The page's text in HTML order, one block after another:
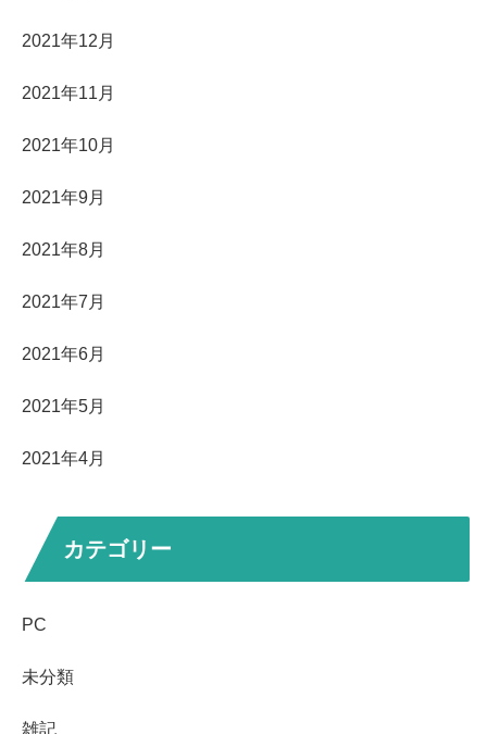
2021年12月
2021年11月
2021年10月
2021年9月
2021年8月
2021年7月
2021年6月
2021年5月
2021年4月
カテゴリー
PC
未分類
雑記